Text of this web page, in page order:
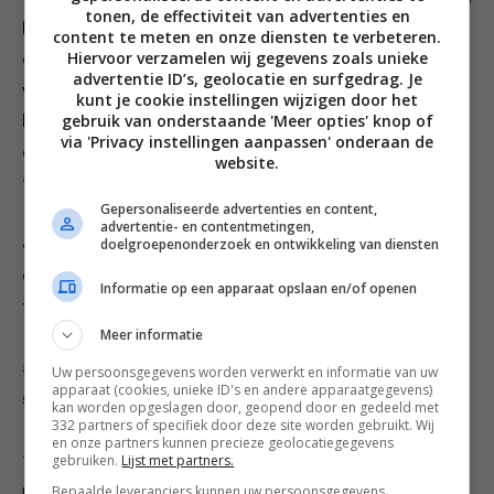
koteletten zo’n 3 min. aan iedere kant – afhankelijk van
de grootte. Ze mogen nog best een beetje roze zijn
vanbinnen. Waarschijnlijk heb je geen pan waar alle 12
koteletten tegelijker tijd in passen, dus bak ze in delen
en houd het eerste deel warm in alufolie of gebruik
twee grote pannen.
4 Giet ondertussen de worteltjes af en doe ze over in
een kom. Schep ze om met een klontje boter en de
fijngehakte peterselie.
5 Leg 3 koteletten op elk bord en serveer met een
schijfje citroen, de worteltjes en de spinaziesalade.
TIP: Geitenzuiglam is mals en heeft een hele zachte smaak. Het is o.a. te
tonen, de effectiviteit van advertenties en
content te meten en onze diensten te verbeteren.
Hiervoor verzamelen wij gegevens zoals unieke
advertentie ID’s, geolocatie en surfgedrag. Je
kunt je cookie instellingen wijzigen door het
gebruik van onderstaande 'Meer opties' knop of
via 'Privacy instellingen aanpassen' onderaan de
website.
Gepersonaliseerde advertenties en content,
advertentie- en contentmetingen,
doelgroepenonderzoek en ontwikkeling van diensten
Informatie op een apparaat opslaan en/of openen
Meer informatie
Uw persoonsgegevens worden verwerkt en informatie van uw
apparaat (cookies, unieke ID's en andere apparaatgegevens)
kan worden opgeslagen door, geopend door en gedeeld met
332 partners of specifiek door deze site worden gebruikt. Wij
en onze partners kunnen precieze geolocatiegegevens
gebruiken. Lijst met partners.